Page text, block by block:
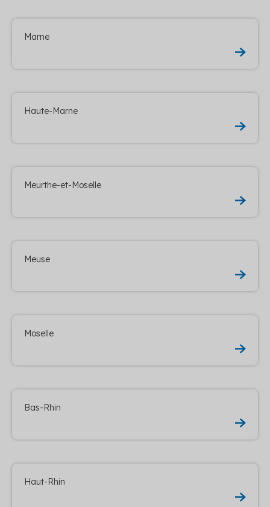
Marne
Haute-Marne
Meurthe-et-Moselle
Meuse
Moselle
Bas-Rhin
Haut-Rhin